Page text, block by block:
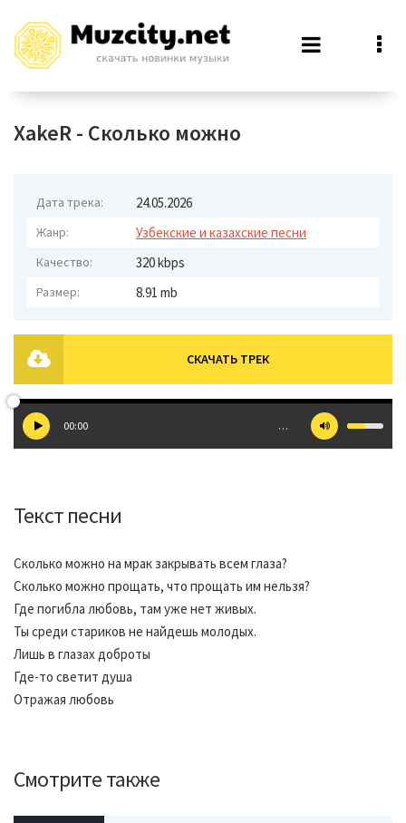
XakeR - Сколько можно
Дата трека: 24.05.2026
Жанр: Узбекские и казахские песни
Качество: 320 kbps
Размер: 8.91 mb
СКАЧАТЬ ТРЕК
00:00 …
Текст песни
Сколько можно на мрак закрывать всем глаза?
Сколько можно прощать, что прощать им нельзя?
Где погибла любовь, там уже нет живых.
Ты среди стариков не найдешь молодых.
Лишь в глазах доброты
Где-то светит душа
Отражая любовь
Смотрите также